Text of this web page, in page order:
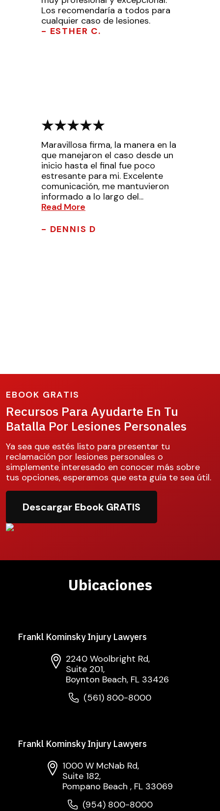
Los recomendaría a todos para
cualquier caso de lesiones.
- ESTHER C.
Maravillosa firma, la manera en la
que manejaron el caso desde un
inicio hasta el final fue poco
estresante para mi. Excelente
comunicación, me mantuvieron
informado a lo largo del...
Read More
- DENNIS D
EBOOK GRATIS
Recursos Para Ayudarte En Tu
Batalla Por Lesiones Personales
Ya sea que estés listo para presentar tu
reclamación por lesiones personales o
simplemente interesado en conocer más sobre
tus opciones, esperamos que esta guía te sea útil.
Descargar Ebook GRATIS
Ubicaciones
Frankl Kominsky Injury Lawyers
2240 Woolbright Rd,
Suite 201,
Boynton Beach, FL 33426
(561) 800-8000
Frankl Kominsky Injury Lawyers
1000 W McNab Rd,
Suite 182,
Pompano Beach , FL 33069
(954) 800-8000